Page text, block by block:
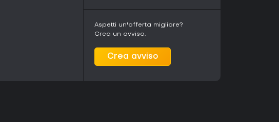
Aspetti un'offerta migliore?
Crea un avviso.
Crea avviso